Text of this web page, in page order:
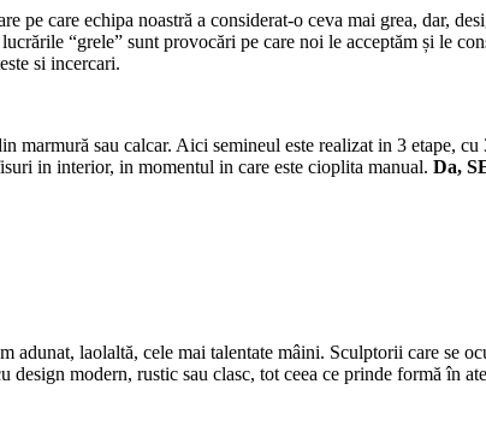
pe care echipa noastră a considerat-o ceva mai grea, dar,
“grele” sunt provocări pe care noi le acceptăm și le
si incercari.
marmură sau calcar. Aici semineul este realizat in 3 etape,
in interior, in momentul in care este cioplita manual. Da,
adunat, laolaltă, cele mai talentate mâini. Sculptorii care se
modern, rustic sau clasc, tot ceea ce prinde formă în